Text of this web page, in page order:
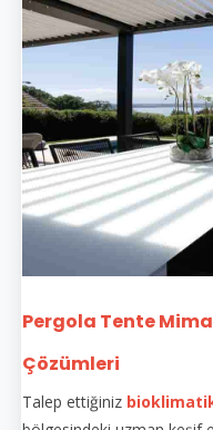
Pergola Tente
Çözümleri
Talep ettiğiniz